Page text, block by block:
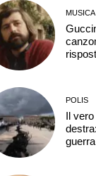
MUSICA
POLIS
Il
guerra